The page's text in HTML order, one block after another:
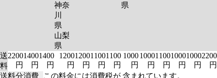
神奈
川
県
山梨
県
県
送
料
2200
円
1400
円
1400
円
1200
円
1200
円
1100
円
1100
円
1000
円
1000
円
1100
円
1000
円
1000
円
2200
円
送料分消費
この料金には消費税が 含まれています。